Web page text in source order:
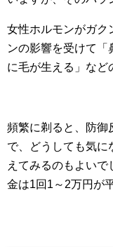
女性ホルモンがガク
ンの影響を受けて
に毛が生える」など
頻繁に剃ると、防御
で、どうしても気に
えてみるのもよい
金は1回1～2万円が